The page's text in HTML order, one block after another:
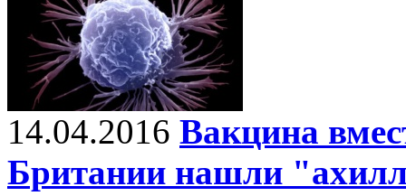
14.04.2016 Вакцина
Британии нашли